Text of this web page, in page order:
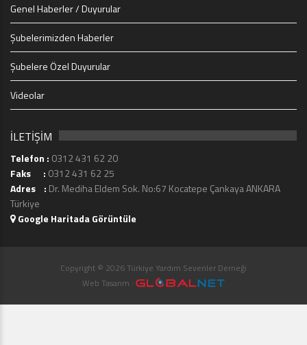
Genel Haberler / Duyurular
Şubelerimizden Haberler
Şubelere Özel Duyurular
Videolar
İLETİŞİM
Telefon : 0312 431 62 20
Faks : 0312 431 62 25
Adres : Dr. Mediha Eldem Sok. No:67 Kocatepe Çankaya ANKARA
Türkiye
Google Haritada Görüntüle
Copyright © 2026 Türkiye Yardım Sevenler Derneği
Web Tasarım :